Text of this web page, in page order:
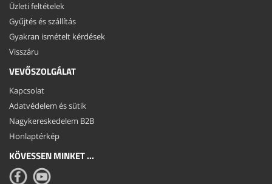
Üzleti feltételek
Gyűjtés és szállítás
Gyakran ismételt kérdések
Visszáru
VEVŐSZOLGÁLAT
Kapcsolat
Adatvédelem és sütik
Nagykereskedelem B2B
Honlaptérkép
KÖVESSEN MINKET ...